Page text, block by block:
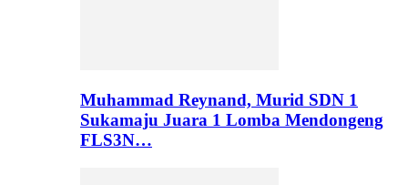
Muhammad Reynand, Murid SDN 1
Sukamaju Juara 1 Lomba Mendongeng
FLS3N…